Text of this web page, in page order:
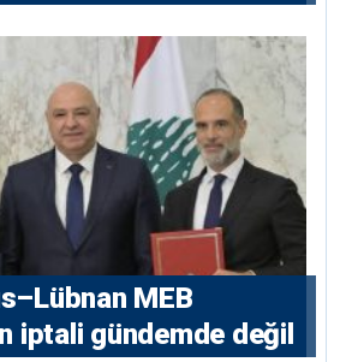
MEB
iptali gündemde değil